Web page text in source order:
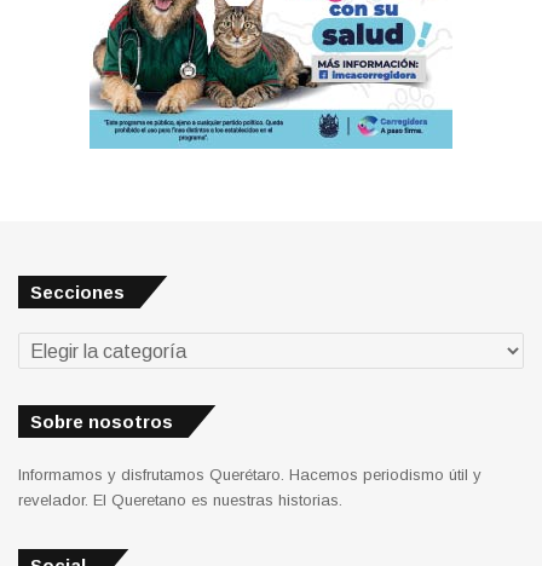
Secciones
Secciones
Sobre nosotros
Informamos y disfrutamos Querétaro. Hacemos periodismo útil y
revelador. El Queretano es nuestras historias.